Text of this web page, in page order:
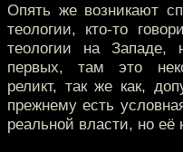
Опять же возникают
теологии, кто-то
теологии на Западе,
первых, там это
реликт, так же как,
прежнему есть
реальной власти, но её